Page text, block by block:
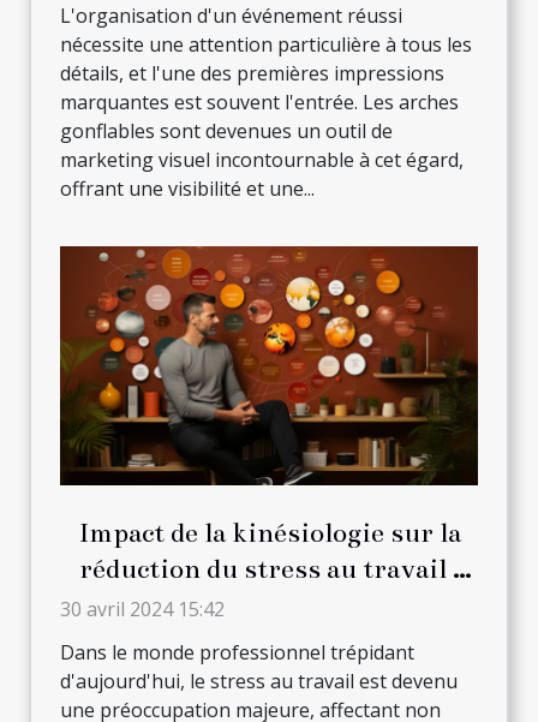
L'organisation d'un événement réussi
nécessite une attention particulière à tous les
détails, et l'une des premières impressions
marquantes est souvent l'entrée. Les arches
gonflables sont devenues un outil de
marketing visuel incontournable à cet égard,
offrant une visibilité et une...
Impact de la kinésiologie sur la
réduction du stress au travail :
Stratégies et techniques
30 avril 2024 15:42
Dans le monde professionnel trépidant
d'aujourd'hui, le stress au travail est devenu
une préoccupation majeure, affectant non